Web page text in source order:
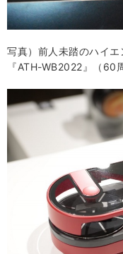
写真）前人未踏のハイ
『ATH-WB2022』（60